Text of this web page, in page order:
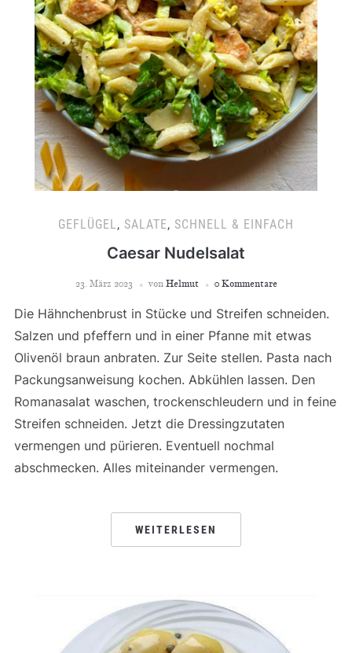
GEFLÜGEL, SALATE, SCHNELL & EINFACH
Caesar Nudelsalat
23. März 2023 von Helmut 0 Kommentare
Die Hähnchenbrust in Stücke und Streifen schneiden.
Salzen und pfeffern und in einer Pfanne mit etwas
Olivenöl braun anbraten. Zur Seite stellen. Pasta nach
Packungsanweisung kochen. Abkühlen lassen. Den
Romanasalat waschen, trockenschleudern und in feine
Streifen schneiden. Jetzt die Dressingzutaten
vermengen und pürieren. Eventuell nochmal
abschmecken. Alles miteinander vermengen.
WEITERLESEN